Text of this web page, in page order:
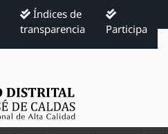
Índices de
transparencia
Participa